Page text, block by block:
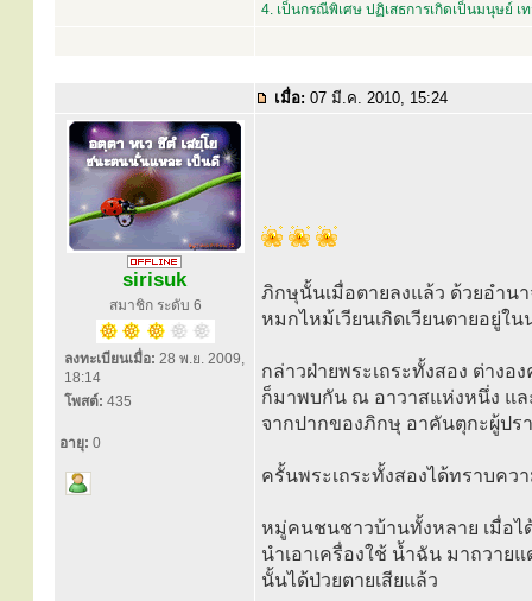
4. เป็นกรณีพิเศษ ปฏิเสธการเกิดเป็นมนุษย์
เมื่อ: 07 มี.ค. 2010, 15:24
sirisuk
สมาชิก ระดับ 6
ลงทะเบียนเมื่อ: 28 พ.ย. 2009,
18:14
โพสต์: 435
อายุ: 0
ภิกษุนั้นเมื่อตายลงแล้ว ด้วยอำน
หมกไหม้เวียนเกิดเวียนตายอยู่ใ
กล่าวฝ่ายพระเถระทั้งสอง ต่าง
ก็มาพบกัน ณ อาวาสแห่งหนึ่ง แล
จากปากของภิกษุ อาคันตุกะผู้ปร
ครั้นพระเถระทั้งสองได้ทราบค
หมู่คนชนชาวบ้านทั้งหลาย เมื่อไ
นำเอาเครื่องใช้ น้ำฉัน มาถวาย
นั้นได้ป่วยตายเสียแล้ว